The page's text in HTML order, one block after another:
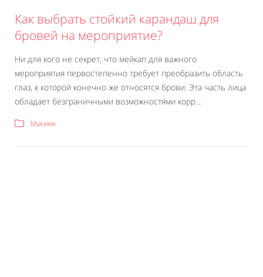
Как выбрать стойкий карандаш для
бровей на мероприятие?
Ни для кого не секрет, что мейкап для важного
мероприятия первостепенно требует преобразить область
глаз, к которой конечно же относятся брови. Эта часть лица
обладает безграничными возможностями корр...
Макияж